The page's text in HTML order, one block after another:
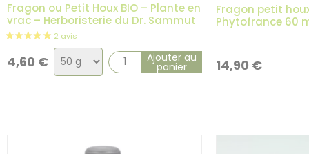
Fragon ou Petit Houx BIO – Plante en
vrac – Herboristerie du Dr. Sammut
4,60 €
Choix
de
Ajouter au
panier
Fragon petit
Phytofrance 60
14,90 €